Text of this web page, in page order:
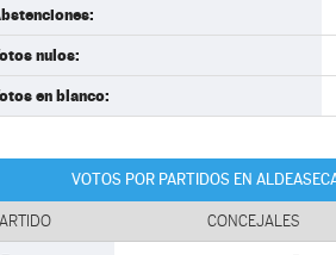
nulos:
en blanco:
VOTOS POR PARTIDOS EN
CONCEJALES